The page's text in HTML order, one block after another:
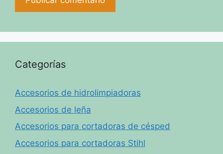
Categorías
Accesorios de hidrolimpiadoras
Accesorios de leña
Accesorios para cortadoras de césped
Accesorios para cortadoras Stihl